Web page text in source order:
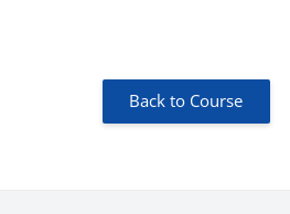
Back to Course